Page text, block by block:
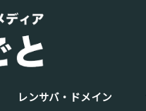
レンサバ・ドメイン